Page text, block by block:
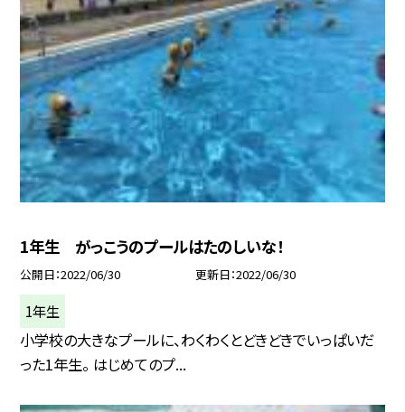
1年生 がっこうのプールはたのしいな！
公開日 2022/06/30 更新日 2022/06/30
1年生
小学校の大きなプールに、わくわくとどきどきでいっぱいだ
った1年生。 はじめてのプ...